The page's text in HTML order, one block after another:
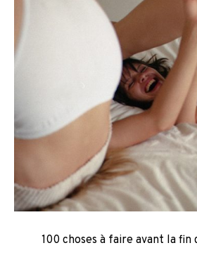
100 choses à faire avant la fin